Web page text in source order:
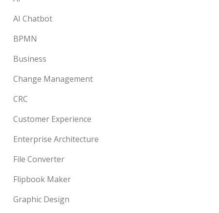
AI Chatbot
BPMN
Business
Change Management
CRC
Customer Experience
Enterprise Architecture
File Converter
Flipbook Maker
Graphic Design